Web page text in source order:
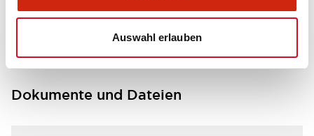
Auswahl erlauben
Mounting and Installation Specifications
Dokumente und Dateien